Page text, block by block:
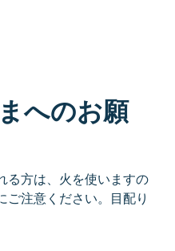
へのお願
る方は、火を使いますの
ご注意ください。目配り